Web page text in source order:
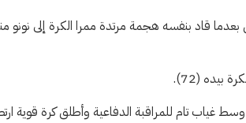
بعدما قاد بنفسه هجمة مرتدة ممرا الكرة إلى
بيده (72).
غياب تام للمراقبة الدفاعية وأطلق كرة قوية